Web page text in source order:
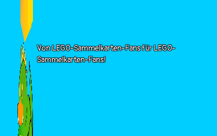
Von LEGO-Sammelkarten-Fans für LEGO-
Sammelkarten-Fans!